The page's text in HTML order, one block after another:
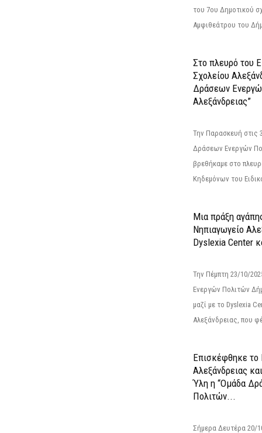
του 7ου Δημοτικού
Αμφιθεάτρου του
Στο πλευρό του
Σχολείου
Δράσεων
Αλεξάνδρειας”
Την Παρασκευή
Δράσεων Ενεργών
βρεθήκαμε στο
Κηδεμόνων του
Μια πράξη
Νηπιαγωγείο
Dyslexia Center
Την Πέμπτη 23/10/
Ενεργών Πολιτών
μαζί με το Dyslexia
Αλεξάνδρειας, που
Επισκέφθηκε το
Αλεξάνδρειας
Ύλη η “Ομάδα
Πολιτών...
Σήμερα Δευτέρα